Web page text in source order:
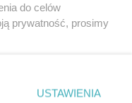
sp. z o.o.
do celów
prywatność, prosimy
dolnym rogu strony
nie wymagają
USTAWIENIA